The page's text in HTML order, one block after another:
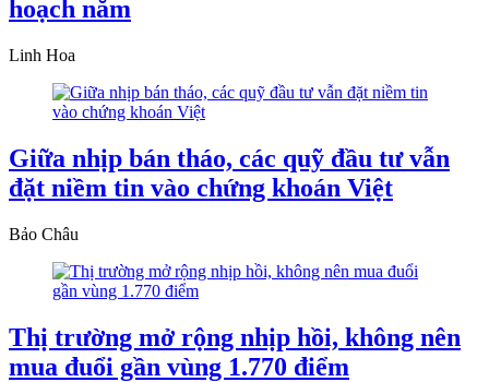
hoạch năm
Linh Hoa
Giữa nhịp bán tháo, các quỹ đầu tư vẫn
đặt niềm tin vào chứng khoán Việt
Bảo Châu
Thị trường mở rộng nhịp hồi, không nên
mua đuổi gần vùng 1.770 điểm